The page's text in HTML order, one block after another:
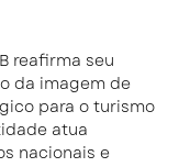
reafirma seu
da imagem de
para o turismo
atua
nacionais e